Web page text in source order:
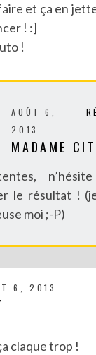
et ça en
! :]
!
AOÛT 6,
2013
MADAME
le résultat !
moi ;-P)
6, 2013
claque trop !